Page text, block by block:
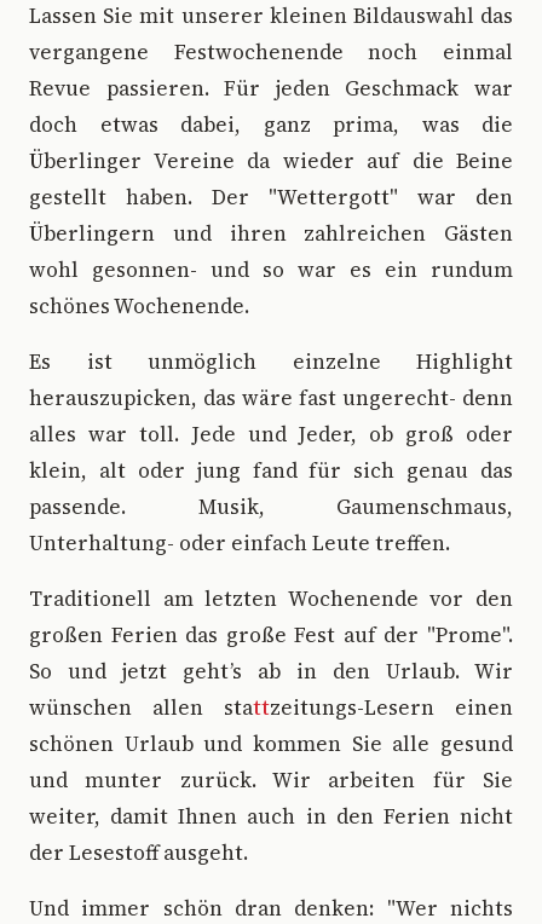
Lassen Sie mit unserer kleinen Bildauswahl das
vergangene Festwochenende noch einmal
Revue passieren. Für jeden Geschmack war
doch etwas dabei, ganz prima, was die
Überlinger Vereine da wieder auf die Beine
gestellt haben. Der "Wettergott" war den
Überlingern und ihren zahlreichen Gästen
wohl gesonnen- und so war es ein rundum
schönes Wochenende.
Es ist unmöglich einzelne Highlight
herauszupicken, das wäre fast ungerecht- denn
alles war toll. Jede und Jeder, ob groß oder
klein, alt oder jung fand für sich genau das
passende. Musik, Gaumenschmaus,
Unterhaltung- oder einfach Leute treffen.
Traditionell am letzten Wochenende vor den
großen Ferien das große Fest auf der "Prome".
So und jetzt geht’s ab in den Urlaub. Wir
wünschen allen stattzeitungs-Lesern einen
schönen Urlaub und kommen Sie alle gesund
und munter zurück. Wir arbeiten für Sie
weiter, damit Ihnen auch in den Ferien nicht
der Lesestoff ausgeht.
Und immer schön dran denken: "Wer nichts